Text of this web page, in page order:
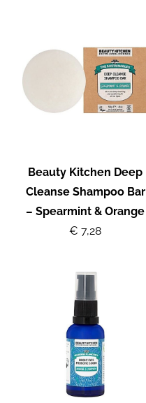
Beauty Kitchen Deep
Cleanse Shampoo Bar
– Spearmint & Orange
€ 7,28